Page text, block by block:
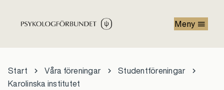
Meny
Start Våra föreningar
Studentföreningar
Karolinska institutet